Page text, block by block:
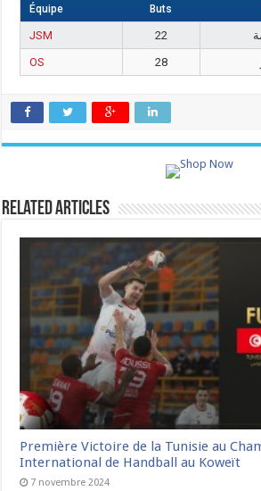
Équipe Buts
JSM 22
OS
28
Related Articles
Première Victoire de la Tunisie au
International de Handball au Koweït
7 novembre 2024